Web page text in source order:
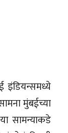
इंडियन्समध्ये
मुंबईच्या
सामन्याकडे